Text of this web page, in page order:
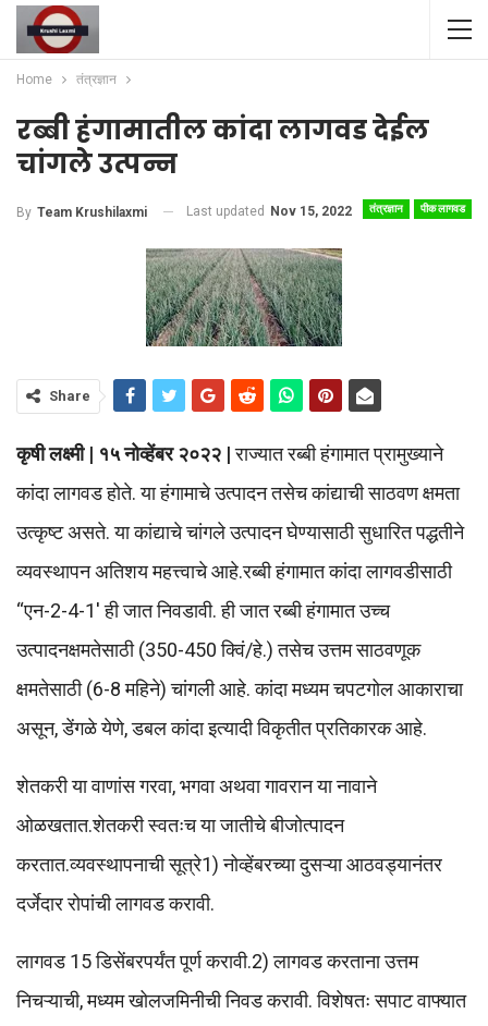
Home तंत्रज्ञान
रब्बी हंगामातील कांदा लागवड देईल
चांगले उत्पन्न
तंत्रज्ञान पीक लागवड
By Team Krushilaxmi Last updated Nov 15, 2022
Share
कृषी लक्ष्मी | १५ नोव्हेंबर २०२२ |राज्यात रब्बी हंगामात प्रामुख्याने
कांदा लागवड होते. या हंगामाचे उत्पादन तसेच कांद्याची साठवण क्षमता
उत्कृष्ट असते. या कांद्याचे चांगले उत्पादन घेण्यासाठी सुधारित पद्धतीने
व्यवस्थापन अतिशय महत्त्वाचे आहे.रब्बी हंगामात कांदा लागवडीसाठी
“एन-2-4-1′ ही जात निवडावी. ही जात रब्बी हंगामात उच्च
उत्पादनक्षमतेसाठी (350-450 क्विं/हे.) तसेच उत्तम साठवणूक
क्षमतेसाठी (6-8 महिने) चांगली आहे. कांदा मध्यम चपटगोल आकाराचा
असून, डेंगळे येणे, डबल कांदा इत्यादी विकृतीत प्रतिकारक आहे.
शेतकरी या वाणांस गरवा, भगवा अथवा गावरान या नावाने
ओळखतात.शेतकरी स्वतःच या जातीचे बीजोत्पादन
करतात.व्यवस्थापनाची सूत्रे1) नोव्हेंबरच्या दुसऱ्या आठवड्यानंतर
दर्जेदार रोपांची लागवड करावी.
लागवड 15 डिसेंबरपर्यंत पूर्ण करावी.2) लागवड करताना उत्तम
निचऱ्याची, मध्यम खोलजमिनीची निवड करावी. विशेषतः सपाट वाफ्यात